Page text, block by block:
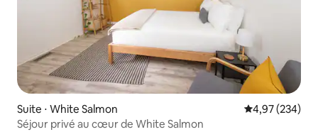
Suite ⋅ White Salmon Évaluation
4,97 (234)
Séjour privé au cœur de White Salmon